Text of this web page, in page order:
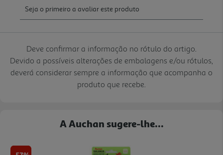
Deve confirmar a informação no rótulo do artigo.
Devido a possíveis alterações de embalagens e/ou rótulos,
deverá considerar sempre a informação que acompanha o
produto que recebe.
A Auchan sugere-lhe...